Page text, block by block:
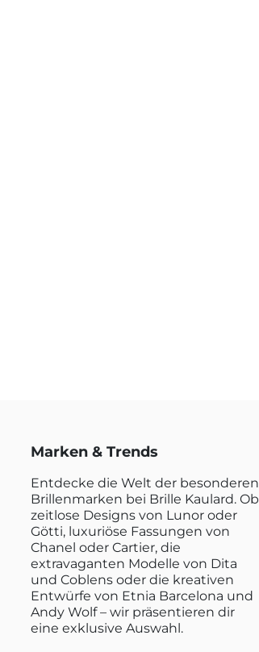
Marken & Trends
Entdecke die Welt der besonderen
Brillenmarken bei Brille Kaulard. Ob
zeitlose Designs von Lunor oder
Götti, luxuriöse Fassungen von
Chanel oder Cartier, die
extravaganten Modelle von Dita
und Coblens oder die kreativen
Entwürfe von Etnia Barcelona und
Andy Wolf – wir präsentieren dir
eine exklusive Auswahl.